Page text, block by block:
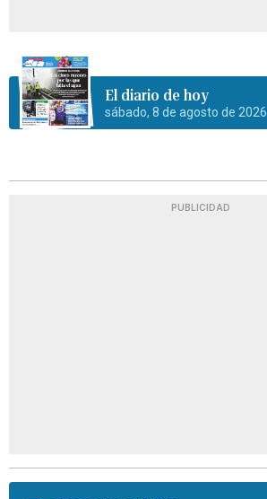
El diario de hoy
sábado, 8 de agosto de 2026
PUBLICIDAD